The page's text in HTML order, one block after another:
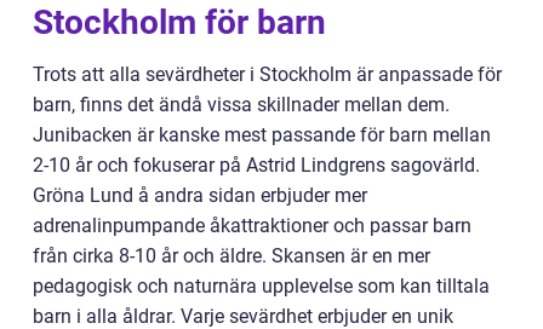
Stockholm för barn
Trots att alla sevärdheter i Stockholm är anpassade för
barn, finns det ändå vissa skillnader mellan dem.
Junibacken är kanske mest passande för barn mellan
2-10 år och fokuserar på Astrid Lindgrens sagovärld.
Gröna Lund å andra sidan erbjuder mer
adrenalinpumpande åkattraktioner och passar barn
från cirka 8-10 år och äldre. Skansen är en mer
pedagogisk och naturnära upplevelse som kan tilltala
barn i alla åldrar. Varje sevärdhet erbjuder en unik